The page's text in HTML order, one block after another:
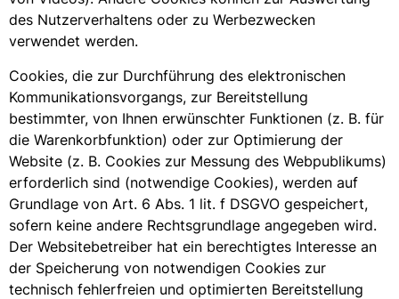
des Nutzerverhaltens oder zu Werbezwecken
verwendet werden.
Cookies, die zur Durchführung des elektronischen
Kommunikationsvorgangs, zur Bereitstellung
bestimmter, von Ihnen erwünschter Funktionen (z. B. für
die Warenkorbfunktion) oder zur Optimierung der
Website (z. B. Cookies zur Messung des Webpublikums)
erforderlich sind (notwendige Cookies), werden auf
Grundlage von Art. 6 Abs. 1 lit. f DSGVO gespeichert,
sofern keine andere Rechtsgrundlage angegeben wird.
Der Websitebetreiber hat ein berechtigtes Interesse an
der Speicherung von notwendigen Cookies zur
technisch fehlerfreien und optimierten Bereitstellung